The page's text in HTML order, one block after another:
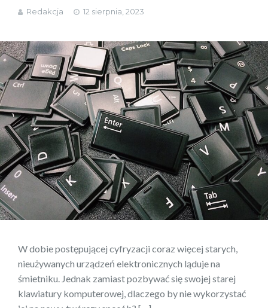
Redakcja 12 sierpnia, 2023
W dobie postępującej cyfryzacji coraz więcej starych,
nieużywanych urządzeń elektronicznych ląduje na
śmietniku. Jednak zamiast pozbywać się swojej starej
klawiatury komputerowej, dlaczego by nie wykorzystać